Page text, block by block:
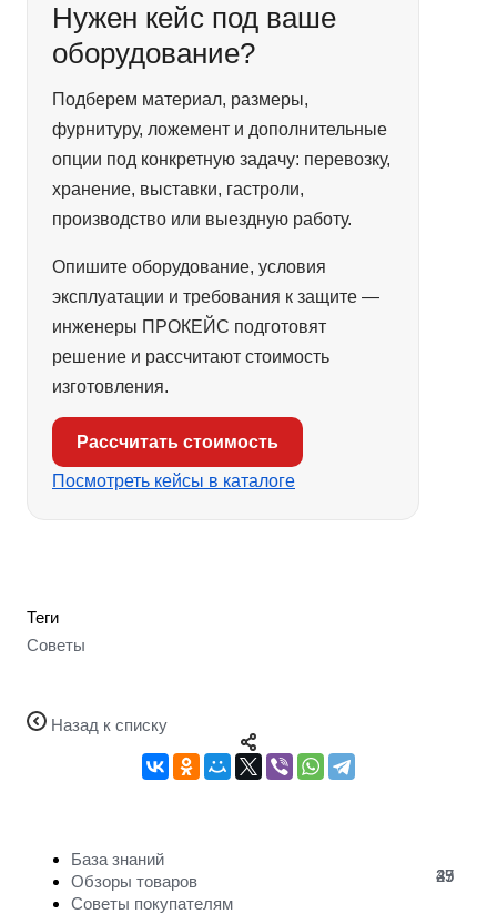
Нужен кейс под ваше
оборудование?
Подберем материал, размеры,
фурнитуру, ложемент и дополнительные
опции под конкретную задачу: перевозку,
хранение, выставки, гастроли,
производство или выездную работу.
Опишите оборудование, условия
эксплуатации и требования к защите —
инженеры ПРОКЕЙС подготовят
решение и рассчитают стоимость
изготовления.
Рассчитать стоимость
Посмотреть кейсы в каталоге
Теги
Советы
Назад к списку
База знаний
47
Обзоры товаров
29
Советы покупателям
35